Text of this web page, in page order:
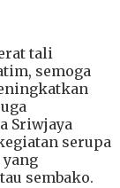
tali
semoga
Sriwjaya
serupa
yang
sembako.